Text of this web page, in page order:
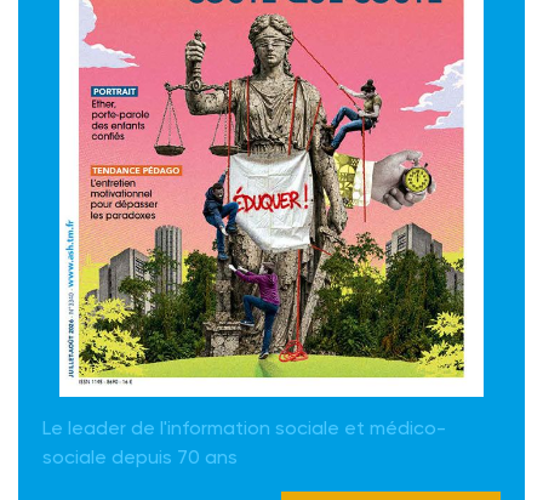
Le leader de l'information sociale et médico-
sociale depuis 70 ans